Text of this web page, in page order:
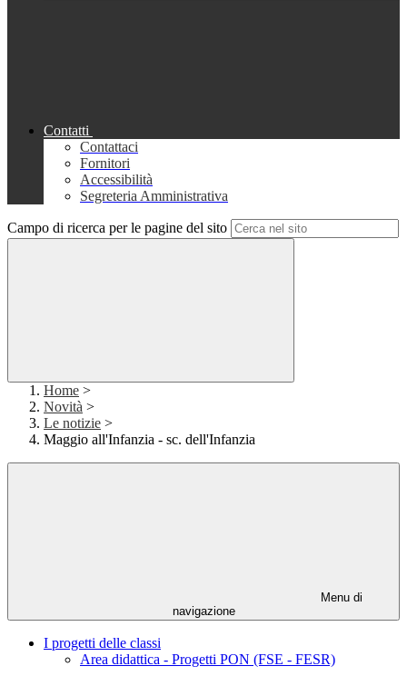
Contatti
Contattaci
Fornitori
Accessibilità
Segreteria Amministrativa
Campo di ricerca per le pagine del sito
Home >
Novità >
Le notizie >
Maggio all'Infanzia - sc. dell'Infanzia
Menu di
navigazione
I progetti delle classi
Area didattica - Progetti PON (FSE - FESR)